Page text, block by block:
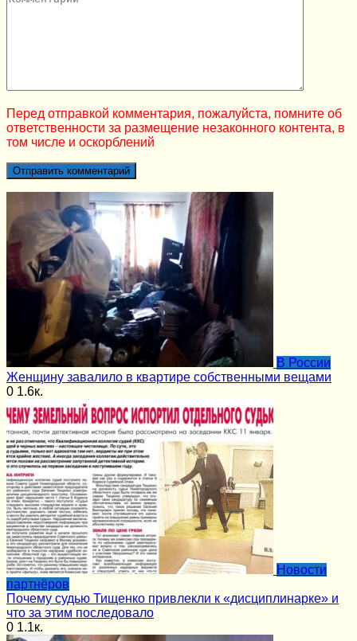
Перед отправкой комментария, пожалуйста, помните об
ответственности за размещение незаконного контента, в
том числе и оскорблений
В России
Женщину завалило в квартире собственными вещами
0 1.6к.
Новости
партнёров
Почему судью Тищенко привлекли к «дисциплинарке» и
что за этим последовало
0 1.1к.